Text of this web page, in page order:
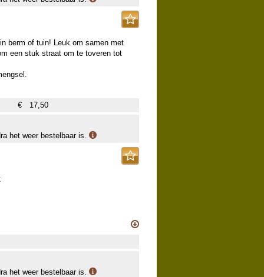
berm of tuin! Leuk om samen met
een stuk straat om te toveren tot
€
17,50
het weer bestelbaar is.
het weer bestelbaar is.